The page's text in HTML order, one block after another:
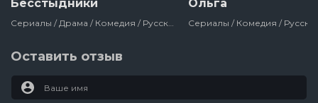
Бесстыдники Ольга
Оставить отзыв